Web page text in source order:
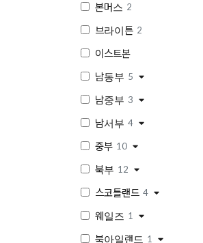
본머스 2
브라이튼 2
이스트본
남동부 5
남중부 3
남서부 4
중부 10
북부 12
스코틀랜드 4
웨일즈 1
북아일랜드 1